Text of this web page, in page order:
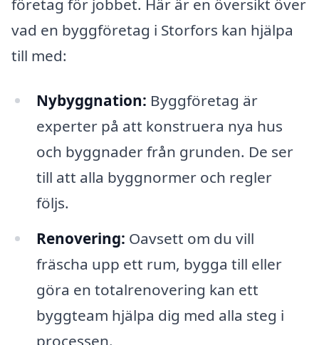
företag för jobbet. Här är en översikt över
vad en byggföretag i Storfors kan hjälpa
till med:
Nybyggnation: Byggföretag är
experter på att konstruera nya hus
och byggnader från grunden. De ser
till att alla byggnormer och regler
följs.
Renovering: Oavsett om du vill
fräscha upp ett rum, bygga till eller
göra en totalrenovering kan ett
byggteam hjälpa dig med alla steg i
processen.